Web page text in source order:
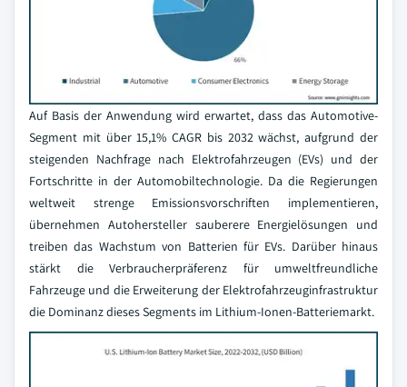
Auf Basis der Anwendung wird erwartet, dass das Automotive-
Segment mit über 15,1% CAGR bis 2032 wächst, aufgrund der
steigenden Nachfrage nach Elektrofahrzeugen (EVs) und der
Fortschritte in der Automobiltechnologie. Da die Regierungen
weltweit strenge Emissionsvorschriften implementieren,
übernehmen Autohersteller sauberere Energielösungen und
treiben das Wachstum von Batterien für EVs. Darüber hinaus
stärkt die Verbraucherpräferenz für umweltfreundliche
Fahrzeuge und die Erweiterung der Elektrofahrzeuginfrastruktur
die Dominanz dieses Segments im Lithium-Ionen-Batteriemarkt.